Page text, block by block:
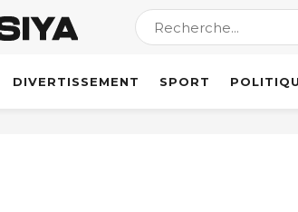
DIVERTISSEMENT SPORT